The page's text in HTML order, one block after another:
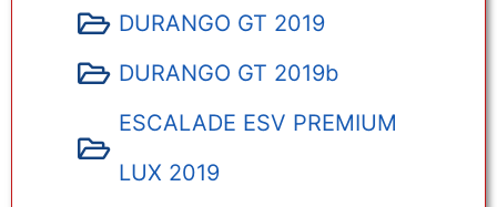
DURANGO GT 2019
DURANGO GT 2019b
ESCALADE ESV PREMIUM
LUX 2019